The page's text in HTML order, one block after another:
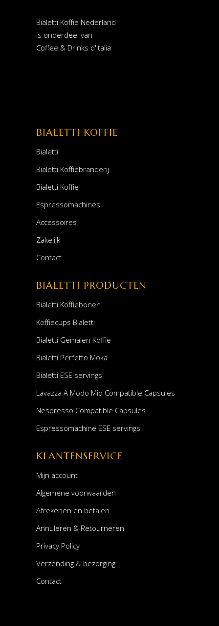
Bialetti Koffie Nederland
is onderdeel van
Coffee & Drinks d'Italia
BIALETTI KOFFIE
Bialetti
Bialetti Koffiebranderij
Bialetti Koffie
Espressomachines
Accessoires
Zakelijk
Contact
BIALETTI PRODUCTEN
Bialetti Koffiebonen
Koffiecups Bialetti
Bialetti Gemalen Koffie
Bialetti Perfetto Moka
Bialetti ESE servings
Lavazza A Modo Mio Compatible Capsules
Nespresso Compatible Capsules
Espressomachine ESE servings
KLANTENSERVICE
Mijn account
Algemene voorwaarden
Afrekenen en betalen
Annuleren & Retourneren
Privacy Policy
Verzending & bezorging
Contact